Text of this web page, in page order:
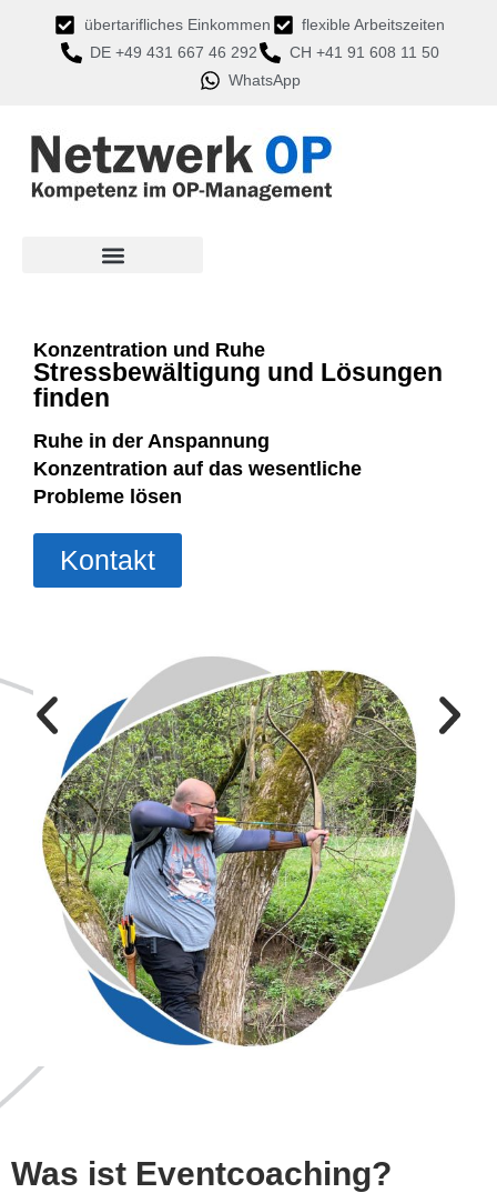
übertarifliches Einkommen
flexible Arbeitszeiten
DE +49 431 667 46 292
CH +41 91 608 11 50
WhatsApp
Bewustsein und Entspannung
Ausgeglichenheit und Bewustsein
stärken
Stressituationen verarbeiten
Mentale Gesundheit verbessern und fördern
Gedanken sortieren und einordnen
Kontakt
Was ist Eventcoaching?